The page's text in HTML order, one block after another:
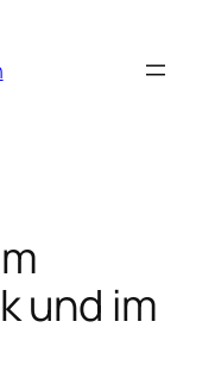
und im